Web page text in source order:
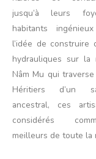
jusqu’à leurs
habitants
l’idée de construire
hydrauliques sur la
Nâm Mu qui
Héritiers d’un
ancestral, ces
considérés
meilleurs de toute la